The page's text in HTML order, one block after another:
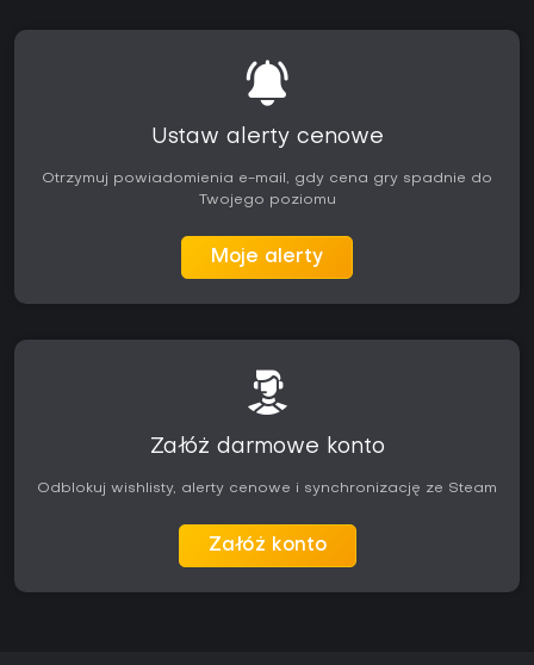
Ustaw alerty cenowe
Otrzymuj powiadomienia e-mail, gdy cena gry spadnie do
Twojego poziomu
Moje alerty
Załóż darmowe konto
Odblokuj wishlisty, alerty cenowe i synchronizację ze Steam
Załóż konto